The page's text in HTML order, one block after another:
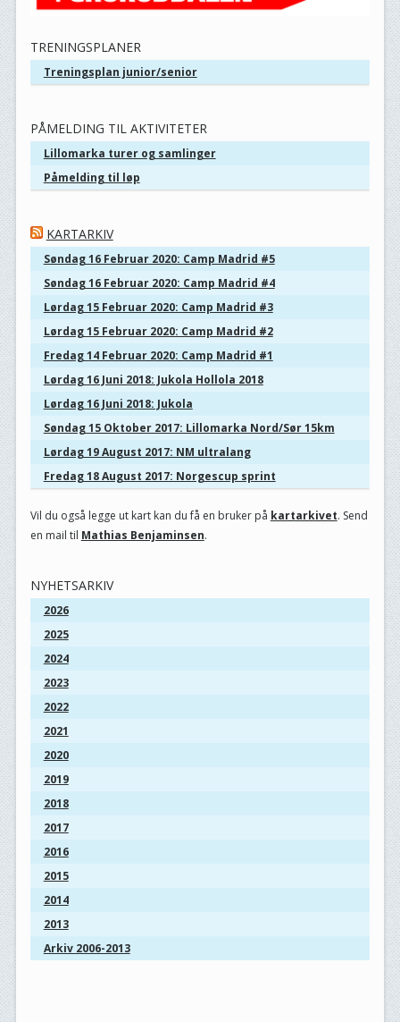
TRENINGSPLANER
Treningsplan junior/senior
PÅMELDING TIL AKTIVITETER
Lillomarka turer og samlinger
Påmelding til løp
KARTARKIV
Søndag 16 Februar 2020: Camp Madrid #5
Søndag 16 Februar 2020: Camp Madrid #4
Lørdag 15 Februar 2020: Camp Madrid #3
Lørdag 15 Februar 2020: Camp Madrid #2
Fredag 14 Februar 2020: Camp Madrid #1
Lørdag 16 Juni 2018: Jukola Hollola 2018
Lørdag 16 Juni 2018: Jukola
Søndag 15 Oktober 2017: Lillomarka Nord/Sør 15km
Lørdag 19 August 2017: NM ultralang
Fredag 18 August 2017: Norgescup sprint
Vil du også legge ut kart kan du få en bruker på kartarkivet. Send
en mail til Mathias Benjaminsen.
NYHETSARKIV
2026
2025
2024
2023
2022
2021
2020
2019
2018
2017
2016
2015
2014
2013
Arkiv 2006-2013